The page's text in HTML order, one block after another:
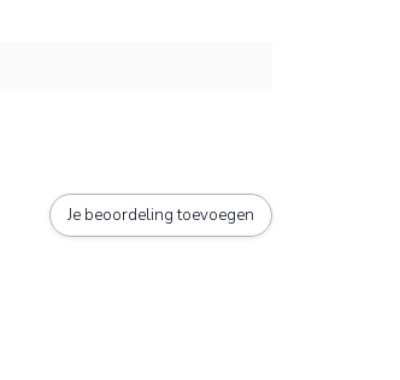
Je beoordeling toevoegen